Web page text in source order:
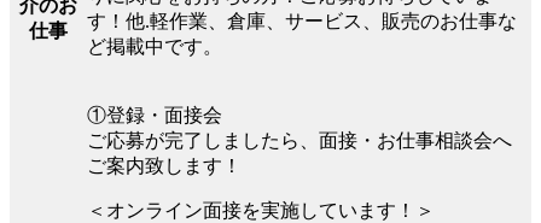
介のお
仕事
す！他.軽作業、倉庫、サービス、販売のお仕事な
ど掲載中です。
①登録・面接会
ご応募が完了しましたら、面接・お仕事相談会へ
ご案内致します！
＜オンライン面接を実施しています！＞